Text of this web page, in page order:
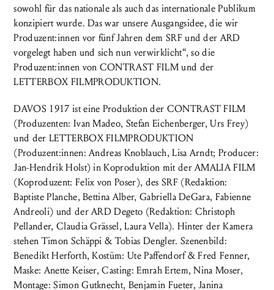
sowohl für das nationale als auch das internationale Publikum
konzipiert wurde. Das war unsere Ausgangsidee, die wir
Produzent:innen vor fünf Jahren dem SRF und der ARD
vorgelegt haben und sich nun verwirklicht“, so die
Produzent:innen von CONTRAST FILM und der
LETTERBOX FILMPRODUKTION.
DAVOS 1917 ist eine Produktion der CONTRAST FILM
(Produzenten: Ivan Madeo, Stefan Eichenberger, Urs Frey)
und der LETTERBOX FILMPRODUKTION
(Produzent:innen: Andreas Knoblauch, Lisa Arndt; Producer:
Jan-Hendrik Holst) in Koproduktion mit der AMALIA FILM
(Koproduzent: Felix von Poser), des SRF (Redaktion:
Baptiste Planche, Bettina Alber, Gabriella DeGara, Fabienne
Andreoli) und der ARD Degeto (Redaktion: Christoph
Pellander, Claudia Grässel, Laura Vella). Hinter der Kamera
stehen Timon Schäppi & Tobias Dengler. Szenenbild:
Benedikt Herforth, Kostüm: Ute Paffendorf & Fred Fenner,
Maske: Anette Keiser, Casting: Emrah Ertem, Nina Moser,
Montage: Simon Gutknecht, Benjamin Fueter, Janina